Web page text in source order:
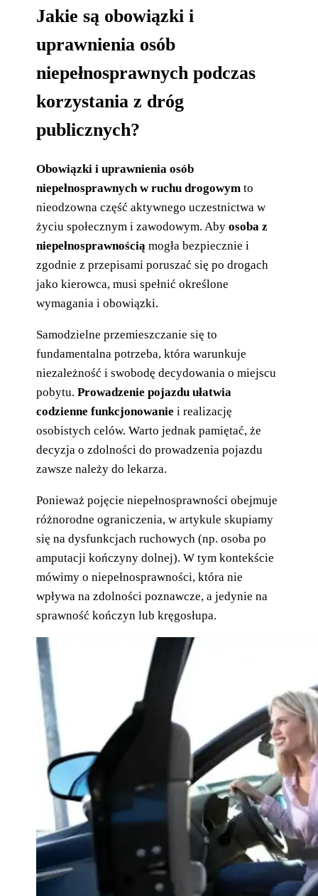
Jakie są obowiązki i
uprawnienia osób
niepełnosprawnych podczas
korzystania z dróg
publicznych?
Obowiązki i uprawnienia osób
niepełnosprawnych w ruchu drogowym to
nieodzowna część aktywnego uczestnictwa w
życiu społecznym i zawodowym. Abyosoba z
niepełnosprawnością mogła bezpiecznie i
zgodnie z przepisami poruszać się po drogach
jako kierowca, musi spełnić określone
wymagania i obowiązki.
Samodzielne przemieszczanie się to
fundamentalna potrzeba, która warunkuje
niezależność i swobodę decydowania o miejscu
pobytu.Prowadzenie pojazdu ułatwia
codzienne funkcjonowanie i realizację
osobistych celów. Warto jednak pamiętać, że
decyzja o zdolności do prowadzenia pojazdu
zawsze należy do lekarza.
Ponieważ pojęcie niepełnosprawności obejmuje
różnorodne ograniczenia, w artykule skupiamy
się na dysfunkcjach ruchowych (np. osoba po
amputacji kończyny dolnej). W tym kontekście
mówimy o niepełnosprawności, która nie
wpływa na zdolności poznawcze, a jedynie na
sprawność kończyn lub kręgosłupa.